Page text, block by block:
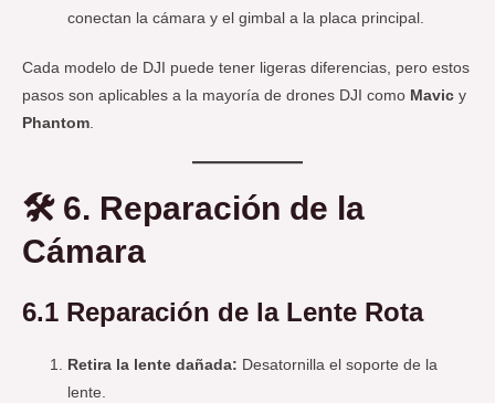
conectan la cámara y el gimbal a la placa principal.
Cada modelo de DJI puede tener ligeras diferencias, pero estos
pasos son aplicables a la mayoría de drones DJI como Mavic y
Phantom.
🛠️ 6. Reparación de la
Cámara
6.1 Reparación de la Lente Rota
Retira la lente dañada: Desatornilla el soporte de la
lente.